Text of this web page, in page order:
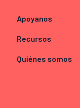
Apoyanos
Recursos
Quiénes somos